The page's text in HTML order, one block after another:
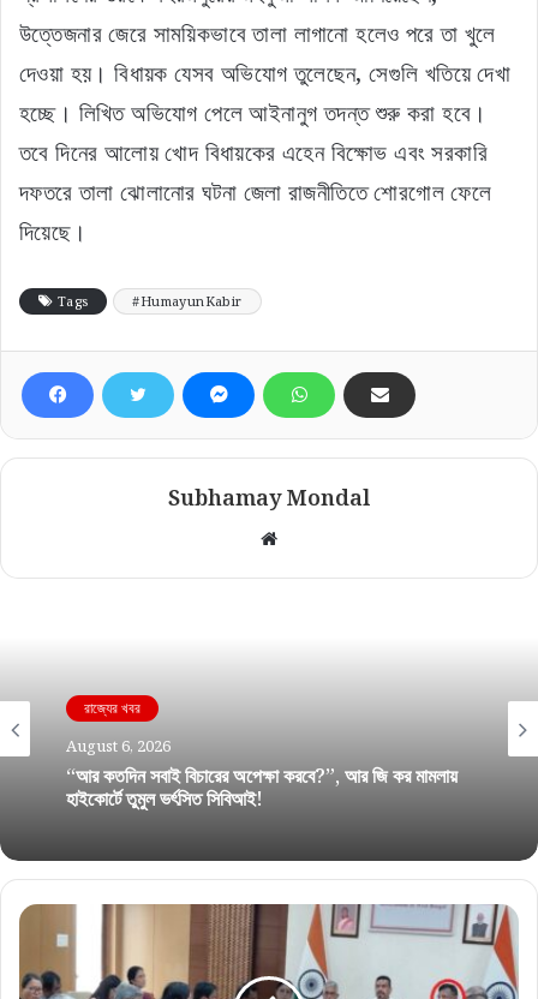
উত্তেজনার জেরে সাময়িকভাবে তালা লাগানো হলেও পরে তা খুলে
দেওয়া হয়। বিধায়ক যেসব অভিযোগ তুলেছেন, সেগুলি খতিয়ে দেখা
হচ্ছে। লিখিত অভিযোগ পেলে আইনানুগ তদন্ত শুরু করা হবে।
তবে দিনের আলোয় খোদ বিধায়কের এহেন বিক্ষোভ এবং সরকারি
দফতরে তালা ঝোলানোর ঘটনা জেলা রাজনীতিতে শোরগোল ফেলে
দিয়েছে।
Tags #HumayunKabir
Subhamay Mondal
Website
রাজ্যের খবর
August 6, 2026
“আর কতদিন সবাই বিচারের অপেক্ষা করবে?”, আর জি কর মামলায়
হাইকোর্টে তুমুল ভর্ৎসিত সিবিআই!